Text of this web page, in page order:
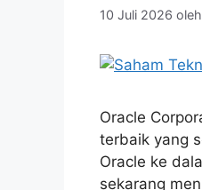
10 Juli 2026 oleh
Oracle
terbaik yang
Oracle ke
sekarang